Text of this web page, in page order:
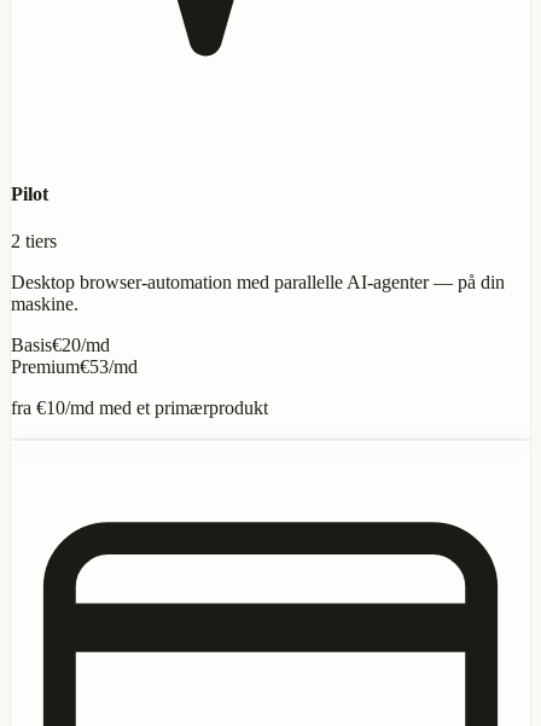
Pilot
2 tiers
Desktop browser-automation med parallelle AI-agenter — på din
maskine.
Basis€20/md
Premium€53/md
fra €10/md med et primærprodukt